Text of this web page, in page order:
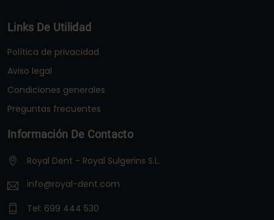
Links De Utilidad
Política de privacidad
Aviso legal
Condiciones generales
Preguntas frecuentes
Información De Contacto
Royal Dent - Royal Sulgerins S.L.
info@royal-dent.com
Tel: 699 444 530